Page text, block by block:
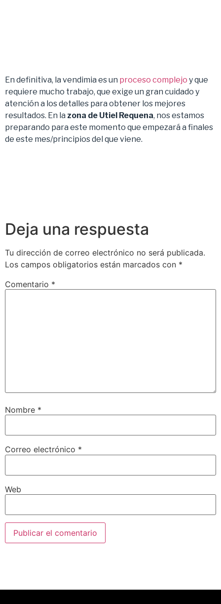
En definitiva, la vendimia es un proceso complejo y que
requiere mucho trabajo, que exige un gran cuidado y
atención a los detalles para obtener los mejores
resultados. En la zona de Utiel Requena, nos estamos
preparando para este momento que empezará a finales
de este mes/principios del que viene.
Deja una respuesta
Tu dirección de correo electrónico no será publicada.
Los campos obligatorios están marcados con *
Comentario *
Nombre *
Correo electrónico *
Web